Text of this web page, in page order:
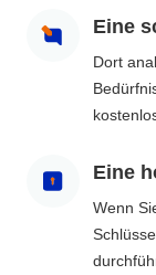
Eine
Dort
Eine
Wenn